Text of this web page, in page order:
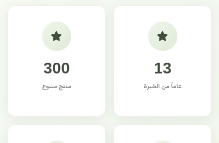
13
عاماً من الخبرة
300
منتج متنوع